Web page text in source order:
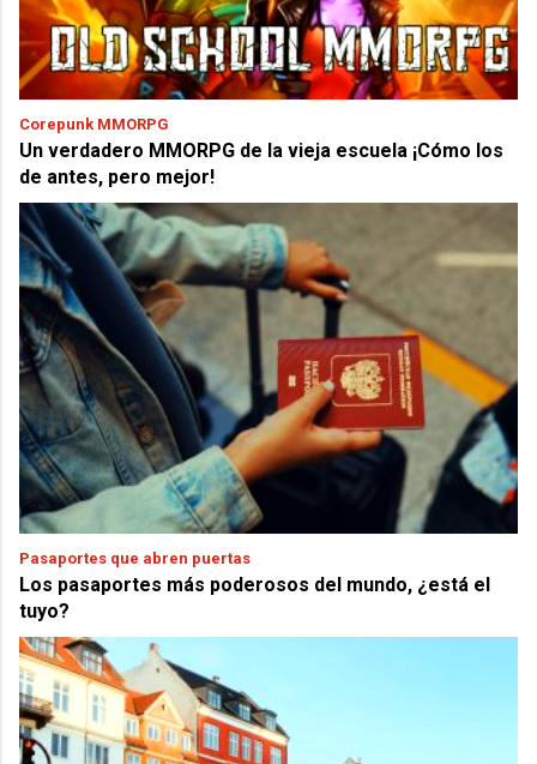
Corepunk MMORPG
Un verdadero MMORPG de la vieja escuela ¡Cómo los
de antes, pero mejor!
Pasaportes que abren puertas
Los pasaportes más poderosos del mundo, ¿está el
tuyo?